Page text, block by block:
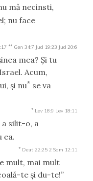
mă necinsti,
nu face
** Gen 34:7 Jud 19:23 Jud 20:6
mea? Şi tu
Acum,
şi nu* se va
* Lev 18:9 Lev 18:11
silit-o, a
ea.
* Deut 22:25 2 Sam 12:11
mult, mai mult
te şi du-te!”